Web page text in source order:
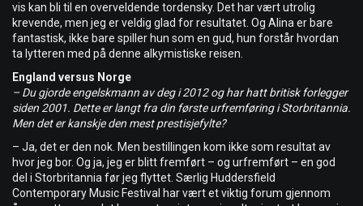
vis kan bli til en overveldende tordensky. Det har vært utrolig
krevende, men jeg er veldig glad for resultatet. Og Alina er bare
fantastisk, ikke bare spiller hun som en gud, hun forstår hvordan
ta lytteren med på denne alkymistiske reisen.
England versus Norge
– Du gjorde engelskmann av deg i 2012 og har hatt britisk forlegger
siden 2001. Dette er langt fra din første urfremføring i Storbritannia.
Men det er kanskje den mest prestisjefylte?
– Ja, det er den nok. Men bestillingen kom ikke som resultat av
hvor jeg bor. Og ja, jeg er blitt fremført – og urfremført – en god
del i Storbritannia før jeg flyttet. Særlig Huddersfield
Contemporary Music Festival har vært et viktig forum gjennom